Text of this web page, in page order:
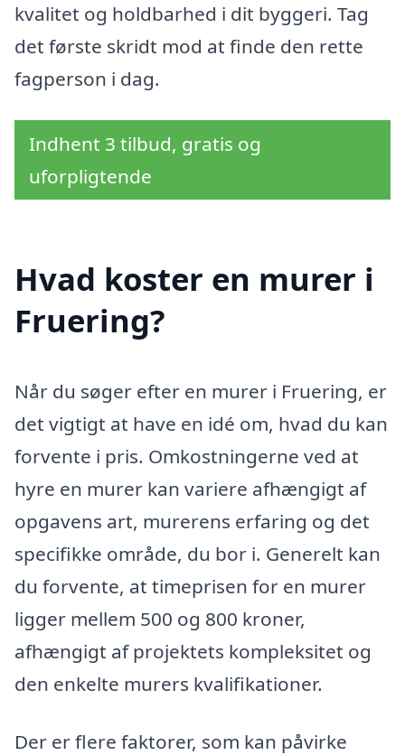
kvalitet og holdbarhed i dit byggeri. Tag
det første skridt mod at finde den rette
fagperson i dag.
Indhent 3 tilbud, gratis og
uforpligtende
Hvad koster en murer i
Fruering?
Når du søger efter en murer i Fruering, er
det vigtigt at have en idé om, hvad du kan
forvente i pris. Omkostningerne ved at
hyre en murer kan variere afhængigt af
opgavens art, murerens erfaring og det
specifikke område, du bor i. Generelt kan
du forvente, at timeprisen for en murer
ligger mellem 500 og 800 kroner,
afhængigt af projektets kompleksitet og
den enkelte murers kvalifikationer.
Der er flere faktorer, som kan påvirke